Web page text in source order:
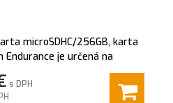
microSDHC/256GB, karta
Endurance je určená na
vysoká odolnosť voči
(-25°C až +85°C)
s DPH